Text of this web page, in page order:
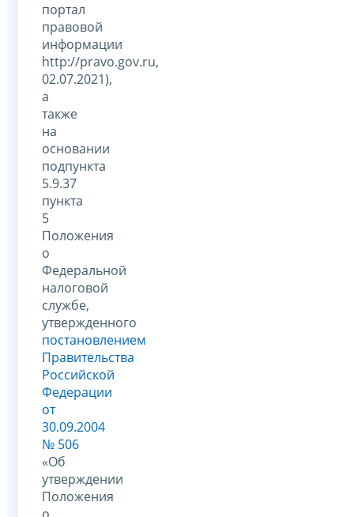
портал
правовой
информации
http://pravo.gov.ru,
02.07.2021),
а
также
на
основании
подпункта
5.9.37
пункта
5
Положения
о
Федеральной
налоговой
службе,
утвержденного
постановлением
Правительства
Российской
Федерации
от
30.09.2004
№ 506
«Об
утверждении
Положения